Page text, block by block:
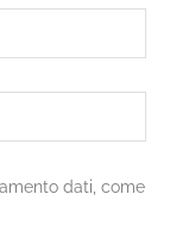
dati, come